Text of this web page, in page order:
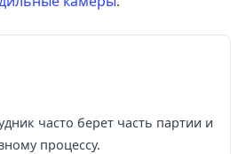
часто берет часть партии и
процессу.